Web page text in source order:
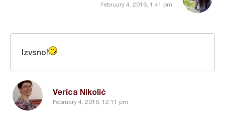
February 4, 2016, 1:41 pm
Verica Nikolić
February 4, 2016, 12:11 pm
Izvsno!